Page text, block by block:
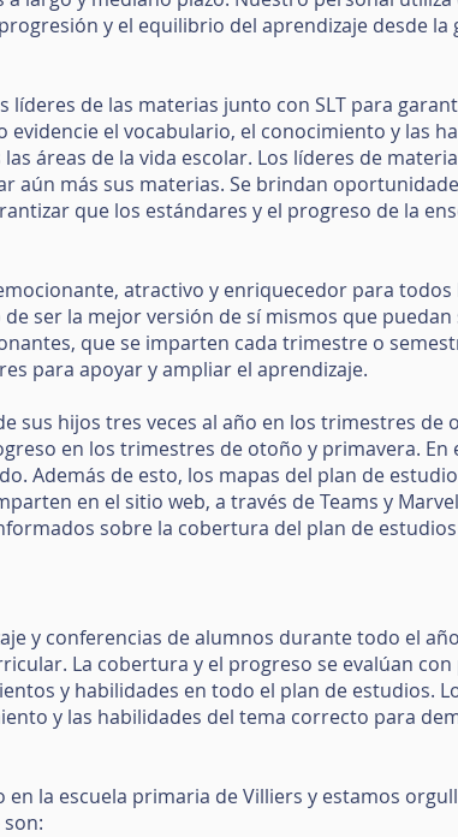
y el equilibrio del aprendizaje desde la
de las materias junto con SLT para
el vocabulario, el conocimiento y las
áreas de la vida escolar. Los líderes de
aún más sus materias. Se brindan
que los estándares y el progreso de la
atractivo y enriquecedor para todos
ser la mejor versión de sí mismos que
que se imparten cada trimestre o
para apoyar y ampliar el aprendizaje.
sus hijos tres veces al año en los trimestres de
en los trimestres de otoño y primavera. En
Además de esto, los mapas del plan de
en el sitio web, a través de Teams y
sobre la cobertura del plan de
y conferencias de alumnos durante todo el
La cobertura y el progreso se evalúan
y habilidades en todo el plan de estudios.
y las habilidades del tema correcto para
la escuela primaria de Villiers y estamos